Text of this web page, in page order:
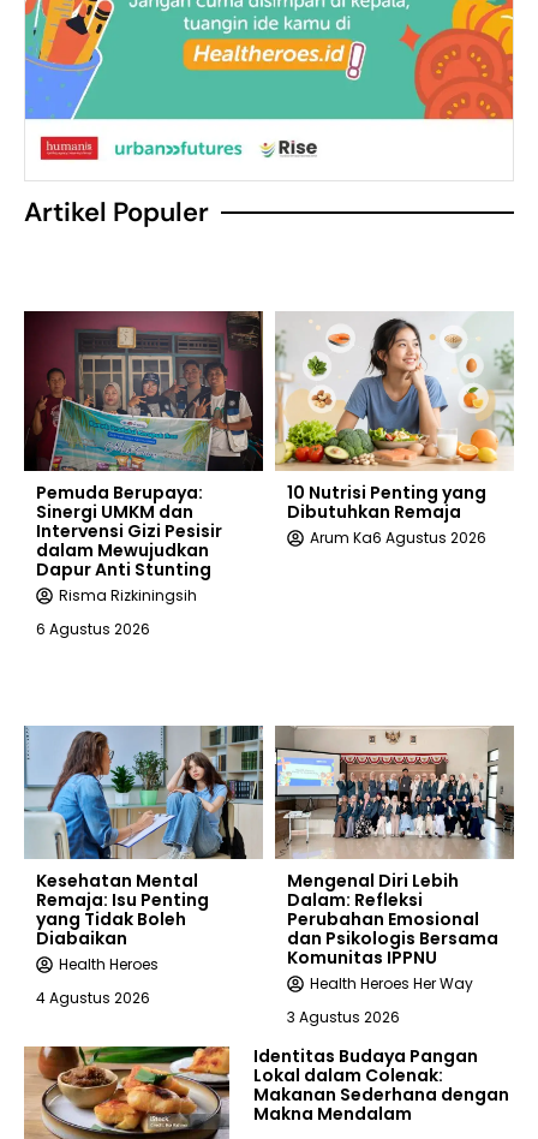
Artikel Populer
Pemuda Berupaya:
Sinergi UMKM dan
Intervensi Gizi Pesisir
dalam Mewujudkan
Dapur Anti Stunting
Risma Rizkiningsih
6 Agustus 2026
10 Nutrisi Penting yang
Dibutuhkan Remaja
Arum Ka6 Agustus 2026
Kesehatan Mental
Remaja: Isu Penting
yang Tidak Boleh
Diabaikan
Health Heroes
4 Agustus 2026
Mengenal Diri Lebih
Dalam: Refleksi
Perubahan Emosional
dan Psikologis Bersama
Komunitas IPPNU
Health Heroes Her Way
3 Agustus 2026
Identitas Budaya Pangan
Lokal dalam Colenak:
Makanan Sederhana dengan
Makna Mendalam